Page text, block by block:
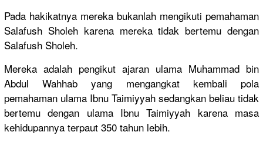
Pada hakikatnya mereka bukanlah mengikuti pemahaman
Salafush Sholeh karena mereka tidak bertemu dengan
Salafush Sholeh.
Mereka adalah pengikut ajaran ulama Muhammad bin
Abdul Wahhab yang mengangkatkembali pola
pemahaman ulama Ibnu Taimiyyah sedangkan beliau tidak
bertemu dengan ulama Ibnu Taimiyyah karena masa
kehidupannya terpaut 350 tahun lebih.